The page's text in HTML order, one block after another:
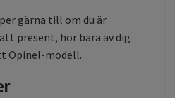
gärna till om du är
present, hör bara av dig
Opinel-modell.